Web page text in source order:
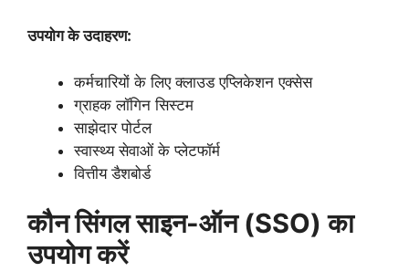
उपयोग के उदाहरण:
कर्मचारियों के लिए क्लाउड एप्लिकेशन एक्सेस
ग्राहक लॉगिन सिस्टम
साझेदार पोर्टल
स्वास्थ्य सेवाओं के प्लेटफॉर्म
वित्तीय डैशबोर्ड
कौन सिंगल साइन-ऑन (SSO) का
उपयोग करें